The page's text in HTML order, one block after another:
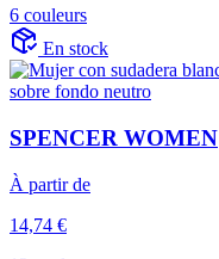
6 couleurs
En stock
SPENCER WOMEN
À partir de
14,74 €